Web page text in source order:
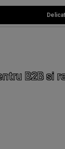
B2B si